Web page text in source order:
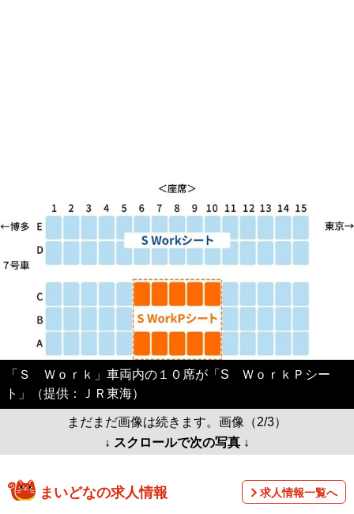
「Ｓ Ｗｏｒｋ」車両内の１０席が「S ＷｏｒｋＰシー
ト」（提供：ＪＲ東海）
まだまだ画像は続きます。画像（2/3）
↓ スクロールで次の写真 ↓
まいどなの求人情報 求人情報一覧へ